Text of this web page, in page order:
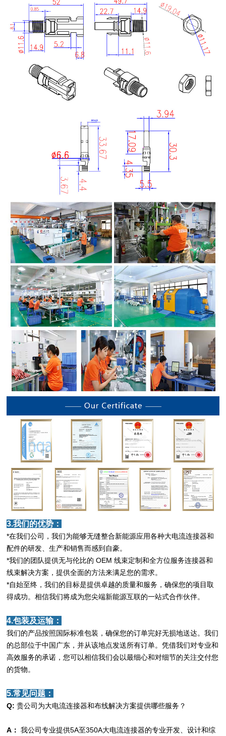
3.我们的优势：
*在我们公司，我们为能够无缝整合新能源应用各种大电流连接器和
配件的研发、生产和销售而感到自豪。
*我们的团队提供无与伦比的 OEM 线束定制和全方位服务连接器和
线束解决方案，提供全面的方法来满足您的需求。
*自始至终，我们的目标是提供卓越的质量和服务，确保您的项目取
得成功。相信我们将成为您尖端新能源互联的一站式合作伙伴。
4.包装及运输：
我们的产品按照国际标准包装，确保您的订单完好无损地送达。我们
的总部位于中国广东，并从该地点发送所有订单。凭借我们对专业和
高效服务的承诺，您可以相信我们会以最细心和对细节的关注交付您
的货物。
5.常见问题：
Q: 贵公司为大电流连接器和布线解决方案提供哪些服务？
A：我公司专业提供5A至350A大电流连接器的专业开发、设计和综